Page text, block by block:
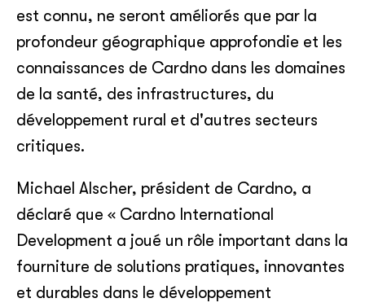
est connu, ne seront améliorés que par la
profondeur géographique approfondie et les
connaissances de Cardno dans les domaines
de la santé, des infrastructures, du
développement rural et d'autres secteurs
critiques.
Michael Alscher, président de Cardno, a
déclaré que « Cardno International
Development a joué un rôle important dans la
fourniture de solutions pratiques, innovantes
et durables dans le développement